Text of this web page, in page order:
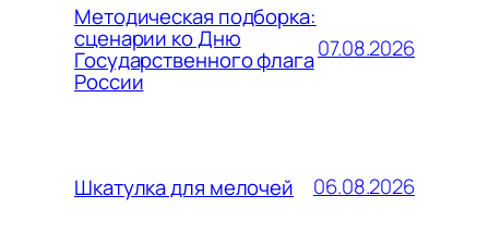
Методическая подборка:
сценарии ко Дню
Государственного флага
России
07.08.2026
Шкатулка для мелочей 06.08.2026